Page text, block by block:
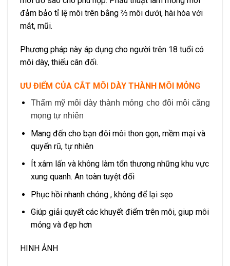
đảm bảo tỉ lệ môi trên bằng ⅔ môi dưới, hài hòa với
mắt, mũi.
Phương pháp này áp dụng cho người trên 18 tuổi có
môi dày, thiếu cân đối.
ƯU ĐIỂM CỦA CẮT MÔI DÀY THÀNH MÔI MỎNG
Thẩm mỹ môi dày thành mỏng cho đôi môi căng
mọng tự nhiên
Mang đến cho bạn đôi môi thon gọn, mềm mại và
quyến rũ, tự nhiên
Ít xâm lấn và không làm tổn thương những khu vực
xung quanh. An toàn tuyệt đối
Phục hồi nhanh chóng , không để lại sẹo
Giúp giải quyết các khuyết điểm trên môi, giup môi
mỏng và đẹp hơn
HINH ẢNH